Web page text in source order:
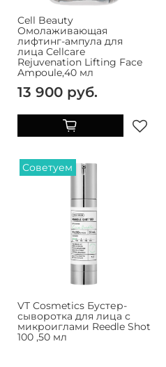
Cell Beauty
Омолаживающая
лифтинг-ампула для
лица Cellcare
Rejuvenation Lifting Face
Ampoule,40 мл
13 900 руб.
Советуем
VT Cosmetics Бустер-
сыворотка для лица с
микроиглами Reedle Shot
100 ,50 мл